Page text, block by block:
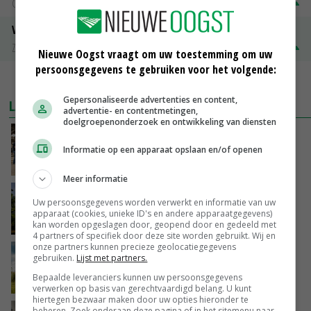
Groningen
Volle melkpoeder
Zuivel NL
€ 345,00
MEER MARKTPRIJZEN
LAATSTE NIEUWS
boeren nu erkenning
minister spreekt van ‘ondernemersrisico’
GISTEREN, 16:27
‘Rendement van Krullvarkens komt van de
overkant’
GISTEREN, 15:30
Nieuwe Oogst vraagt om uw toestemming om uw
persoonsgegevens te gebruiken voor het volgende:
Gepersonaliseerde advertenties en content,
advertentie- en contentmetingen,
doelgroepenonderzoek en ontwikkeling van diensten
Informatie op een apparaat opslaan en/of openen
Meer informatie
Uw persoonsgegevens worden verwerkt en informatie van uw
apparaat (cookies, unieke ID's en andere apparaatgegevens)
kan worden opgeslagen door, geopend door en gedeeld met
4 partners of specifiek door deze site worden gebruikt. Wij en
onze partners kunnen precieze geolocatiegegevens
gebruiken. Lijst met partners.
Bepaalde leveranciers kunnen uw persoonsgegevens
verwerken op basis van gerechtvaardigd belang. U kunt
hiertegen bezwaar maken door uw opties hieronder te